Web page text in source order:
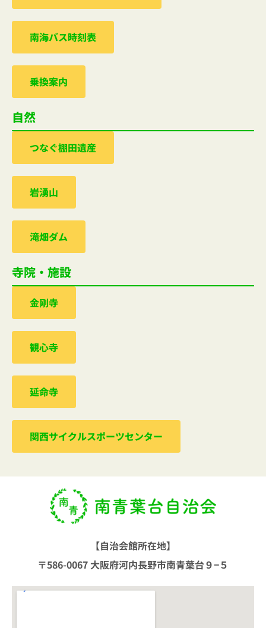
南海バス時刻表
乗換案内
自然
つなぐ棚田遺産
岩湧山
滝畑ダム
寺院・施設
金剛寺
観心寺
延命寺
関西サイクルスポーツセンター
【自治会館所在地】
〒586-0067 大阪府河内長野市南青葉台９−５